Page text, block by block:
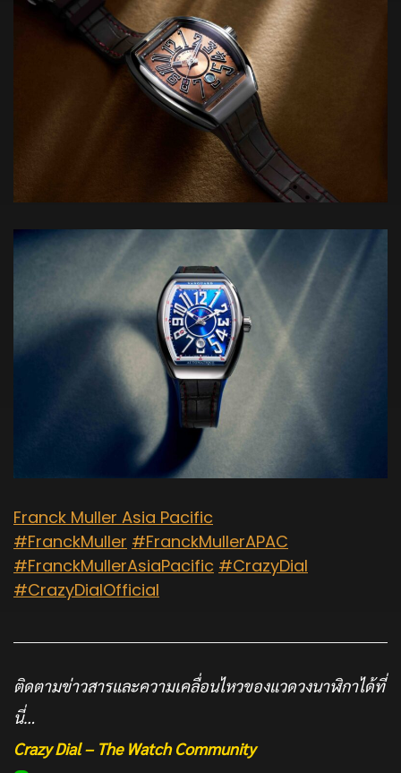
Franck Muller Asia Pacific
#FranckMuller #FranckMullerAPAC
#FranckMullerAsiaPacific #CrazyDial
#CrazyDialOfficial
ติดตามข่าวสารและความเคลื่อนไหวของแวดวงนาฬิกาได้ที่
นี่…
Crazy Dial – The Watch Community